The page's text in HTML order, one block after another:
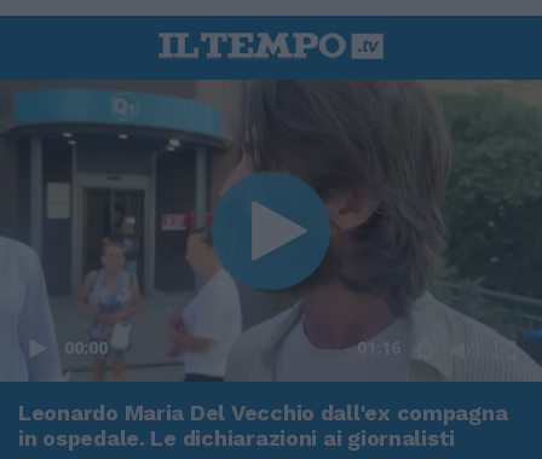
00:00 01:16
Leonardo Maria Del Vecchio dall'ex compagna
in ospedale. Le dichiarazioni ai giornalisti